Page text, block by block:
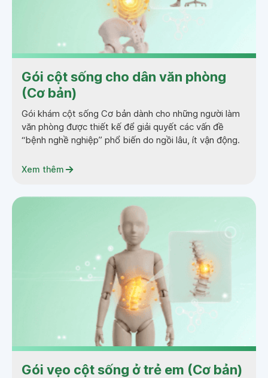
Gói cột sống cho dân văn phòng
(Cơ bản)
Gói khám cột sống Cơ bản dành cho những người làm
văn phòng được thiết kế để giải quyết các vấn đề
“bệnh nghề nghiệp” phổ biến do ngồi lâu, ít vận động.
Xem thêm
Gói vẹo cột sống ở trẻ em (Cơ bản)